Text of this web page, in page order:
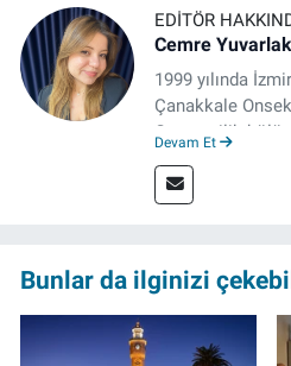
EDITÖR
Cemre Yuvarlak
1999 yılında
Çanakkale
Gazetecilik
Yüksek
yılında İzmir’de
hayatına ise
olarak devam
Devam Et
Bunlar da ilginizi